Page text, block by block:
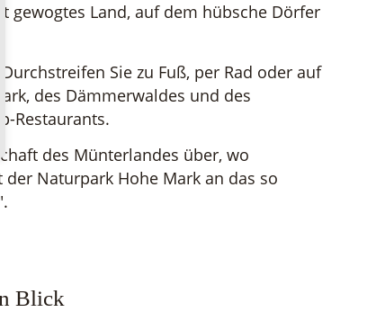
gewogtes Land, auf dem hübsche Dörfer
Sie zu Fuß, per Rad oder auf
des Dämmerwaldes und des
Restaurants.
des Münterlandes über, wo
Naturpark Hohe Mark an das so
Blick